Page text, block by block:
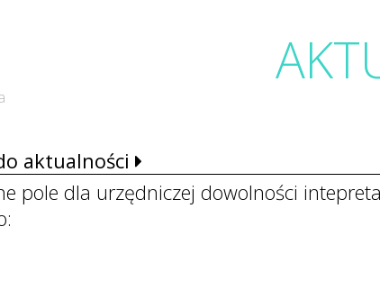
aktualności
pole dla urzędniczej dowolności